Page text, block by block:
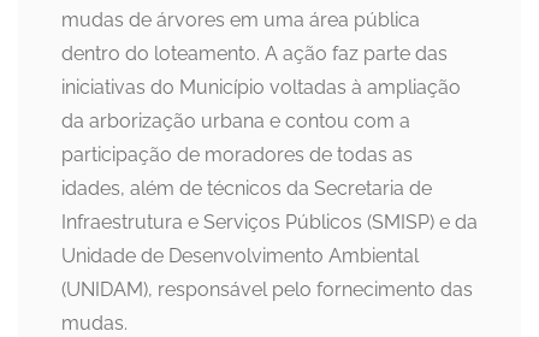
mudas de árvores em uma área pública
dentro do loteamento. A ação faz parte das
iniciativas do Município voltadas à ampliação
da arborização urbana e contou com a
participação de moradores de todas as
idades, além de técnicos da Secretaria de
Infraestrutura e Serviços Públicos (SMISP) e da
Unidade de Desenvolvimento Ambiental
(UNIDAM), responsável pelo fornecimento das
mudas.